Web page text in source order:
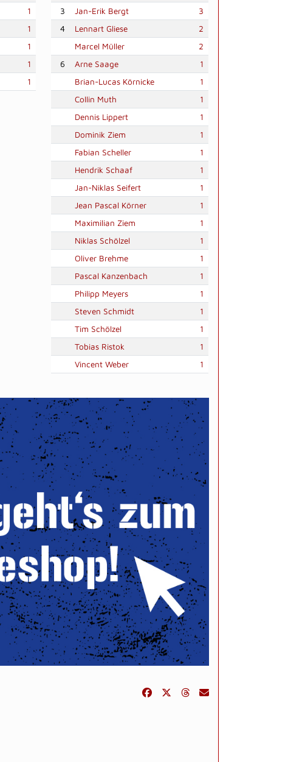
1
1
1
1
1
3
Jan-Erik Bergt
3
4
Lennart Gliese
2
Marcel Müller
2
6
Arne Saage
1
Brian-Lucas Körnicke
1
Collin Muth
1
Dennis Lippert
1
Dominik Ziem
1
Fabian Scheller
1
Hendrik Schaaf
1
Jan-Niklas Seifert
1
Jean Pascal Körner
1
Maximilian Ziem
1
Niklas Schölzel
1
Oliver Brehme
1
Pascal Kanzenbach
1
Philipp Meyers
1
Steven Schmidt
1
Tim Schölzel
1
Tobias Ristok
1
Vincent Weber
1